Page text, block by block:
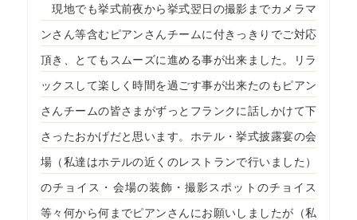
現地でも挙式前夜から挙式翌日の撮影までカメラマ
ンさん等含むピアンさんチームに付きっきりでご対応
頂き、とてもスムーズに進める事が出来ました。リラ
ックスして楽しく時間を過ごす事が出来たのもピアン
さんチームの皆さまがずっとフランクに話しかけて下
さったおかげだと思います。ホテル・挙式披露宴の会
場（私達はホテルの近くのレストランで行いました）
のチョイス・会場の装飾・撮影スポットのチョイス
等々何から何までピアンさんにお願いしましたが（私